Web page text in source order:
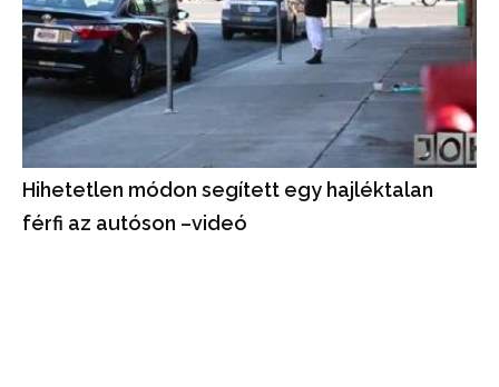
Hihetetlen módon segített egy hajléktalan
férfi az autóson –videó